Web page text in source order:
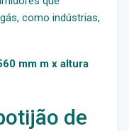
como indústrias,
mm m x altura
de